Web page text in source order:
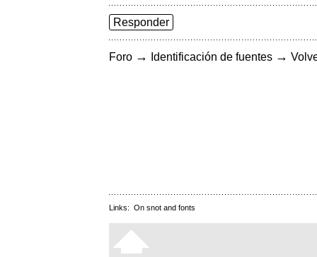
Responder
Foro → Identificación de fuentes →
Links: On snot and fonts